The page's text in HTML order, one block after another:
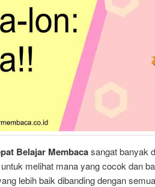
Belajar Membacasangat banyak
melihat mana yang cocok dan
lebih baik dibanding dengan